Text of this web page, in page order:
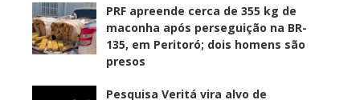
PRF apreende cerca de 355 kg de
maconha após perseguição na BR-
135, em Peritoró; dois homens são
presos
Pesquisa Veritá vira alvo de